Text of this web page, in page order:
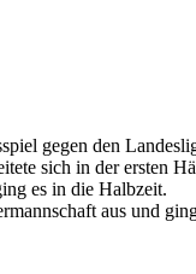
gegen den
sich in der ersten
es in die Halbzeit.
aus und